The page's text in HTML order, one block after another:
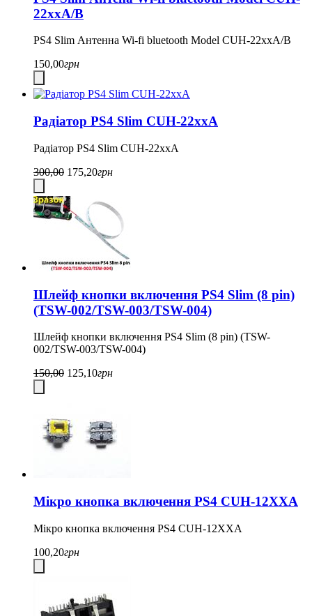
22xxA/B
PS4 Slim Антенна Wi-fi bluetooth Model CUH-22xxA/B
150,00грн
Радіатор PS4 Slim CUH-22xxA
Радіатор PS4 Slim CUH-22xxA
300,00 175,20грн
Шлейф кнопки включення PS4 Slim (8 pin)
(TSW-002/TSW-003/TSW-004)
Шлейф кнопки включення PS4 Slim (8 pin) (TSW-
002/TSW-003/TSW-004)
150,00 125,10грн
Мікро кнопка включення PS4 CUH-12XXA
Мікро кнопка включення PS4 CUH-12XXA
100,20грн